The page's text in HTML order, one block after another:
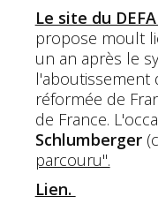
Le site du
propose moult
un an après le
l'aboutissement
réformée de
de France.
Schlumberger
parcouru".
Lien.